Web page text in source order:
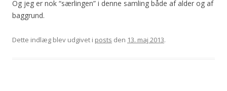
Og jeg er nok “særlingen” i denne samling både af alder og af
baggrund.
Dette indlæg blev udgivet i posts den 13. maj 2013.